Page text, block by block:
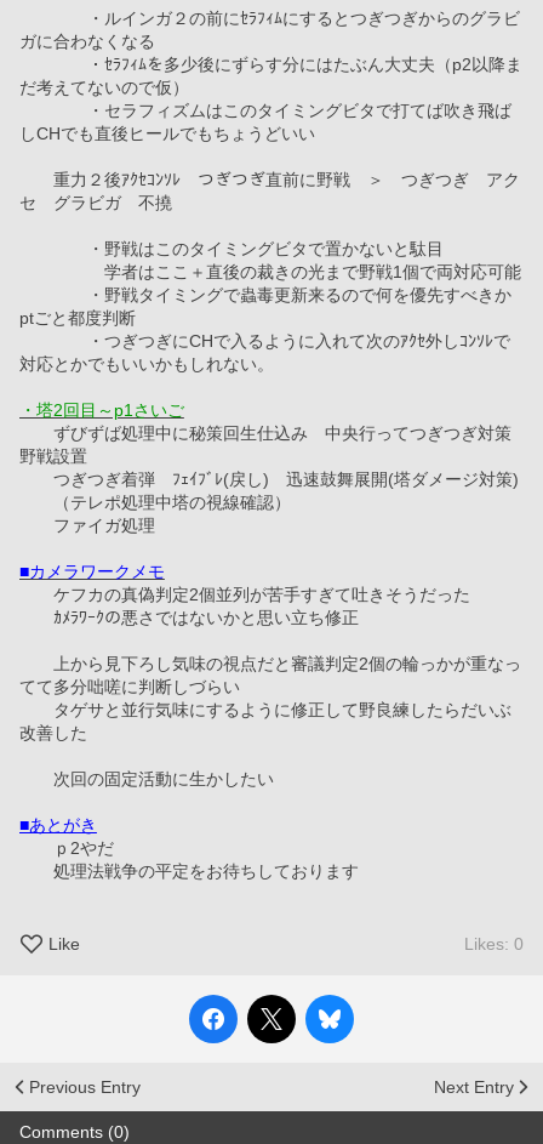
・ルインガ２の前にｾﾗﾌｨﾑにするとつぎつぎからのグラビ
ガに合わなくなる
・ｾﾗﾌｨﾑを多少後にずらす分にはたぶん大丈夫（p2以降ま
だ考えてないので仮）
・セラフィズムはこのタイミングビタで打てば吹き飛ば
しCHでも直後ヒールでもちょうどいい
重力２後ｱｸｾｺﾝｿﾚ　つぎつぎ直前に野戦　＞　つぎつぎ　アク
セ　グラビガ　不撓
・野戦はこのタイミングビタで置かないと駄目
学者はここ＋直後の裁きの光まで野戦1個で両対応可能
・野戦タイミングで蟲毒更新来るので何を優先すべきか
ptごと都度判断
・つぎつぎにCHで入るように入れて次のｱｸｾ外しｺﾝｿﾚで
対応とかでもいいかもしれない。
・塔2回目～p1さいご
ずびずば処理中に秘策回生仕込み　中央行ってつぎつぎ対策
野戦設置
つぎつぎ着弾　ﾌｪｲﾌﾞﾚ(戻し)　迅速鼓舞展開(塔ダメージ対策)
（テレポ処理中塔の視線確認）
ファイガ処理
■カメラワークメモ
ケフカの真偽判定2個並列が苦手すぎて吐きそうだった
ｶﾒﾗﾜｰｸの悪さではないかと思い立ち修正
上から見下ろし気味の視点だと審議判定2個の輪っかが重なっ
てて多分咄嗟に判断しづらい
タゲサと並行気味にするように修正して野良練したらだいぶ
改善した
次回の固定活動に生かしたい
■あとがき
ｐ2やだ
処理法戦争の平定をお待ちしております
Like Likes: 0
Previous Entry Next Entry
Comments (0)